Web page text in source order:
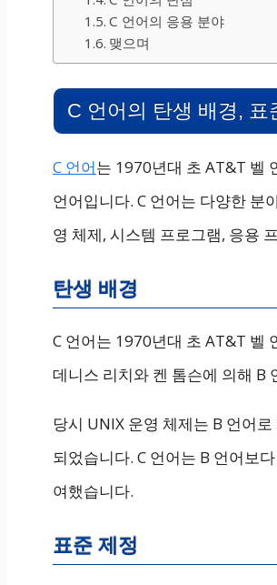
C 언어의 응용 분야
맺으며
C 언어의 탄생 배경,
C 언어는 1970년대 초 AT&T 벨
언어입니다. C 언어는 다양한 분
영 체제, 시스템 프로그램, 응용
탄생 배경
C 언어는 1970년대 초 AT&T 벨
데니스 리치와 켄 톰슨에 의해 B
당시 UNIX 운영 체제는 B 언어
되었습니다. C 언어는 B 언어보
여했습니다.
표준 제정